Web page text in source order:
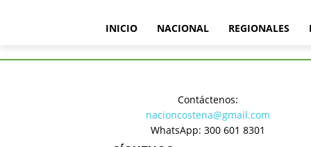
INICIO NACIONAL REGIONALES
Nacional
Gobierno
Contáctenos:
nacioncostena@gmail.com
WhatsApp: 300 601 8301